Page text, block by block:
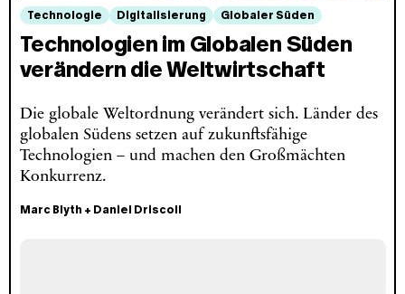
Technologie Digitalisierung Globaler Süden
Technologien im Globalen Süden
verändern die Weltwirtschaft
Die globale Weltordnung verändert sich. Länder des
globalen Südens setzen auf zukunftsfähige
Technologien – und machen den Großmächten
Konkurrenz.
Marc Blyth + Daniel Driscoll